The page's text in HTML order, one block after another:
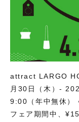
attract LARGO
月30日（木）-
9:00（年中無休）
フェア期間中、